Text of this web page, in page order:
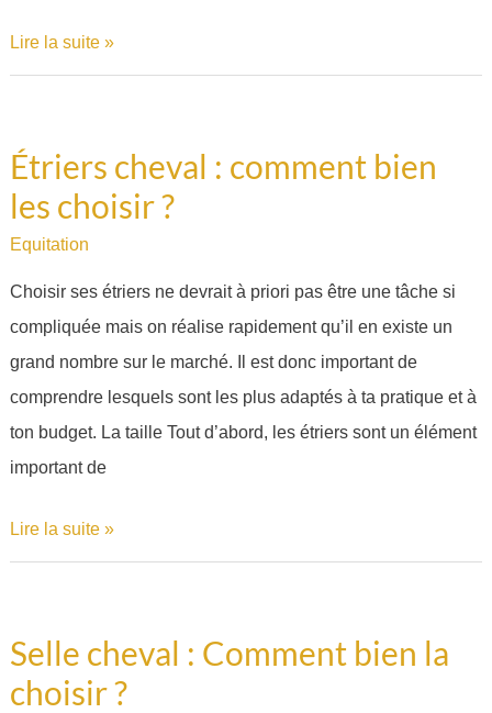
Lire la suite »
Étriers cheval : comment bien
les choisir ?
Equitation
Choisir ses étriers ne devrait à priori pas être une tâche si
compliquée mais on réalise rapidement qu’il en existe un
grand nombre sur le marché. Il est donc important de
comprendre lesquels sont les plus adaptés à ta pratique et à
ton budget. La taille Tout d’abord, les étriers sont un élément
important de
Étriers
cheval
bien
les
choisir
?
Lire la suite »
Selle cheval : Comment bien la
choisir ?
Selle
cheval